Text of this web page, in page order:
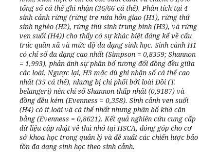
tổng số cá thể ghi nhận (36/66 cá thể). Phân tích tại 4
sinh cảnh rừng (rừng tre nứa hỗn giao (H1), rừng thứ
sinh nghèo (H2), rừng thứ sinh trung bình (H3), và rừng
ven suối (H4)) cho thấy có sự khác biệt đáng kể về cấu
trúc quần xã và mức độ đa dạng sinh học. Sinh cảnh H1
có chỉ số đa dạng cao nhất (Simpson = 0,8359; Shannon
= 1,993), phản ánh sự phân bố tương đối đồng đều giữa
các loài. Ngược lại, H3 mặc dù ghi nhận số cá thể cao
nhất (35 cá thể), nhưng bị chi phối bởi loài Đồi (T.
belangeri) nên chỉ số Shannon thấp nhất (0,9187) và
đồng đều kém (Evenness = 0,358). Sinh cảnh ven suối
(H4) có ít loài và cá thể nhất nhưng phân bố khá cân
bằng (Evenness = 0,8621). Kết quả nghiên cứu cung cấp
dữ liệu cập nhật về thú nhỏ tại HSCA, đóng góp cho cơ
sở khoa học trong quản lý và đề xuất các chiến lược bảo
tồn đa dạng sinh học theo sinh cảnh.